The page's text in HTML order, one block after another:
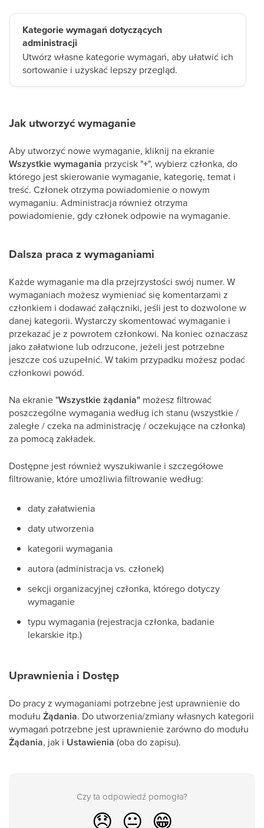
Kategorie wymagań dotyczących
administracji
Utwórz własne kategorie wymagań, aby ułatwić ich
sortowanie i uzyskać lepszy przegląd.
Jak utworzyć wymaganie
Aby utworzyć nowe wymaganie, kliknij na ekranie
Wszystkie wymagania przycisk "+", wybierz członka, do
którego jest skierowanie wymaganie, kategorię, temat i
treść. Członek otrzyma powiadomienie o nowym
wymaganiu. Administracja również otrzyma
powiadomienie, gdy członek odpowie na wymaganie.
Dalsza praca z wymaganiami
Każde wymaganie ma dla przejrzystości swój numer. W
wymaganiach możesz wymieniać się komentarzami z
członkiem i dodawać załączniki, jeśli jest to dozwolone w
danej kategorii. Wystarczy skomentować wymaganie i
przekazać je z powrotem członkowi. Na koniec oznaczasz
jako załatwione lub odrzucone, jeżeli jest potrzebne
jeszcze coś uzupełnić. W takim przypadku możesz podać
członkowi powód.
Na ekranie "Wszystkie żądania" możesz filtrować
poszczególne wymagania według ich stanu (wszystkie /
zaległe / czeka na administrację / oczekujące na członka)
za pomocą zakładek.
Dostępne jest również wyszukiwanie i szczegółowe
filtrowanie, które umożliwia filtrowanie według:
daty załatwienia
daty utworzenia
kategorii wymagania
autora (administracja vs. członek)
sekcji organizacyjnej członka, którego dotyczy
wymaganie
typu wymagania (rejestracja członka, badanie
lekarskie itp.)
Uprawnienia i Dostęp
Do pracy z wymaganiami potrzebne jest uprawnienie do
modułu Żądania. Do utworzenia/zmiany własnych kategorii
wymagań potrzebne jest uprawnienie zarówno do modułu
Żądania, jak i Ustawienia (oba do zapisu).
Czy ta odpowiedź pomogła?
😞 😐 😁